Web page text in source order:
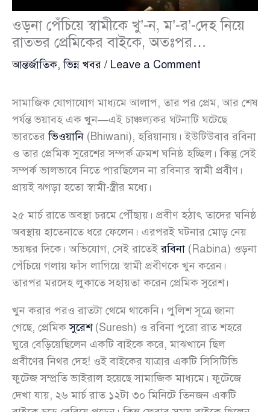
ওড়না পেঁচিয়ে স্বামীকে খু’-ন, ম’-র’-দেহ নিয়ে
রাতভর প্রেমিকের বাইকে, অতঃপর…
আন্তর্জাতিক,ভিন্ন খবর / Leave a Comment
সামাজিক যোগাযোগ মাধ্যমে আলাপ, তার পর প্রেম, আর শেষ
পর্যন্ত ভয়াবহ এক খুন—এই চাঞ্চল্যকর ঘটনাটি ঘটেছে
ভারতেরভিওয়ানি (Bhiwani), হরিয়ানায়। ইউটিউবার রবিনা
ও তার প্রেমিক সুরেশের সম্পর্ক ক্রমশ ঘনিষ্ঠ হচ্ছিল। কিন্তু সেই
সম্পর্ক ভালভাবে নিতে পারছিলেন না রবিনার স্বামী প্রবীণ।
প্রায়ই ঝগড়া হতো স্বামী-স্ত্রীর মধ্যে।
২৫ মার্চ রাতে অবস্থা চরমে পৌঁছায়। প্রবীণ হঠাৎ তাদের ঘনিষ্ঠ
অবস্থায় হাতেনাতে ধরে ফেলেন। এরপরই ঘটনার মোড় নেয়
ভয়ঙ্কর দিকে। অভিযোগ, সেই রাতেইরবিনা (Rabina) ওড়না
পেঁচিয়ে গলায় ফাঁস লাগিয়ে স্বামী প্রবীণকে খুন করেন।
তারপর মরদেহ লুকাতে সহায়তা করেন প্রেমিক সুরেশ।
খুন করার পরও রাতটা থেমে থাকেনি। পুলিশ সূত্রে জানা
গেছে, প্রেমিকসুরেশ(Suresh) ও রবিনা পুরো রাত শহরে
ঘুরে বেড়িয়েছিলেন একটি বাইকে করে, মাঝখানে ছিল
প্রবীণের নিথর দেহ! ওই বাইকের যাত্রার একটি সিসিটিভি
ফুটেজ সম্প্রতি ভাইরাল হয়েছে সামাজিক মাধ্যমে। ফুটেজে
দেখা যায়, ২৬ মার্চ রাত ১২টা ৩০ মিনিটে তিনজন একটি